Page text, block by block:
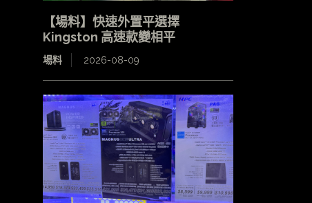
【場料】快速外置平選擇
Kingston 高速款變相平
場料 2026-08-09